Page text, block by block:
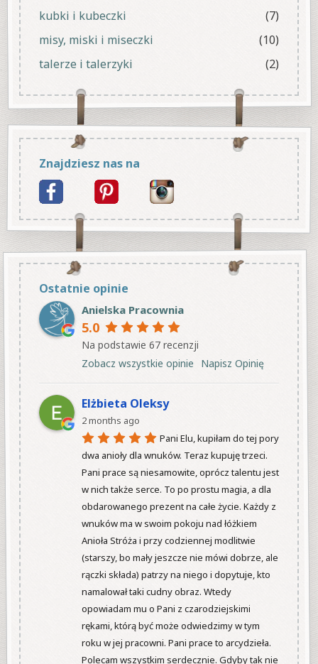
kubki i kubeczki
(7)
misy, miski i miseczki
(10)
talerze i talerzyki
(2)
Znajdziesz nas na
Ostatnie opinie
Anielska Pracownia
5.0
Na podstawie 67 recenzji
Zobacz wszystkie opinie
Napisz Opinię
Elżbieta Oleksy
2 months ago
Pani Elu, kupiłam do tej pory
dwa anioły dla wnuków. Teraz kupuję trzeci.
Pani prace są niesamowite, oprócz talentu jest
w nich także serce. To po prostu magia, a dla
obdarowanego prezent na całe życie. Każdy z
wnuków ma w swoim pokoju nad łóżkiem
Anioła Stróża i przy codziennej modlitwie
(starszy, bo mały jeszcze nie mówi dobrze, ale
rączki składa) patrzy na niego i dopytuje, kto
namalował taki cudny obraz. Wtedy
opowiadam mu o Pani z czarodziejskimi
rękami, którą być może odwiedzimy w tym
roku w jej pracowni. Pani prace to arcydzieła.
Polecam wszystkim serdecznie. Gdyby tak nie